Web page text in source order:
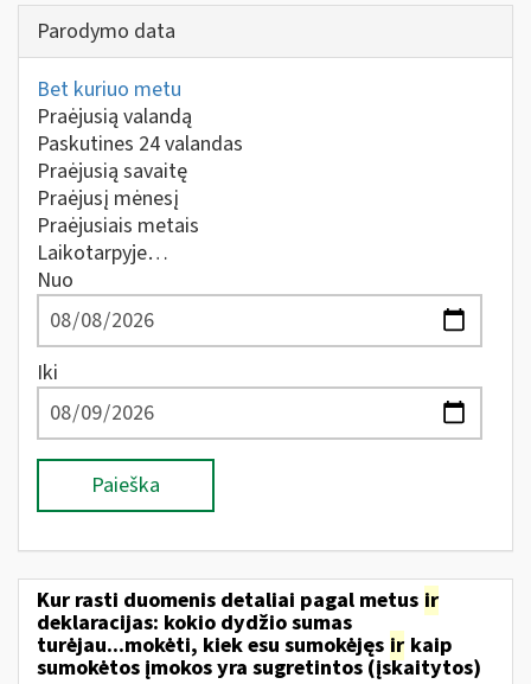
Parodymo data
Bet kuriuo metu
Praėjusią valandą
Paskutines 24 valandas
Praėjusią savaitę
Praėjusį mėnesį
Praėjusiais metais
Laikotarpyje…
Nuo
Iki
Paieška
Kur rasti duomenis detaliai pagal metus ir
deklaracijas: kokio dydžio sumas
turėjau...mokėti, kiek esu sumokėjęs ir kaip
sumokėtos įmokos yra sugretintos (įskaitytos)